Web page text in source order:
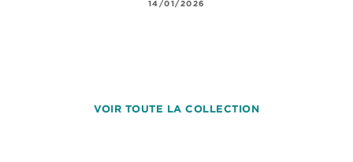
14/01/2026
VOIR TOUTE LA COLLECTION